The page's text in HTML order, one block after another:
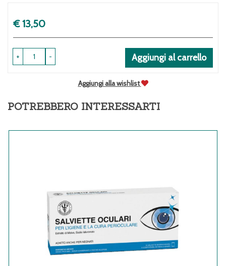
Prezzo
€ 13,50
-
+ Aggiungi al carrello
Aggiungi alla wishlist
POTREBBERO INTERESSARTI